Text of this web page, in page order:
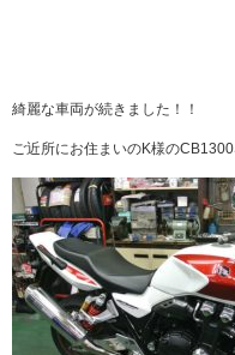
綺麗な車両が続きました！！
ご近所にお住まいのK様の